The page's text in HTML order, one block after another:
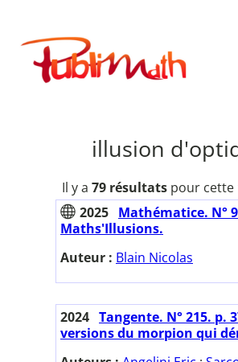
contenu
Publimath
illusion
Il y a 79 résultatspour cette
2025 Mathématice. N°
Maths'Illusions.
Auteur : Blain Nicolas
2024 Tangente. N° 215. p.
versions du morpion qui